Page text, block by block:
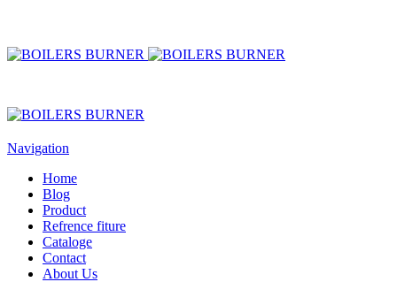
Navigation
Home
Blog
Product
Refrence fiture
Cataloge
Contact
About Us